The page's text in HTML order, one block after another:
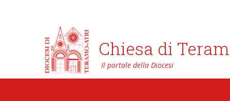
Chiesa di